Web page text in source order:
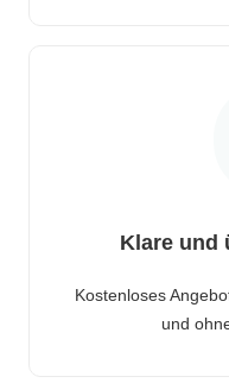
Klare und
Kostenloses
und